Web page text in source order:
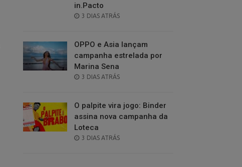
in.Pacto
POSTED
3 DIAS ATRÁS
OPPO e Asia lançam
campanha estrelada por
Marina Sena
POSTED
3 DIAS ATRÁS
O palpite vira jogo: Binder
assina nova campanha da
Loteca
POSTED
3 DIAS ATRÁS